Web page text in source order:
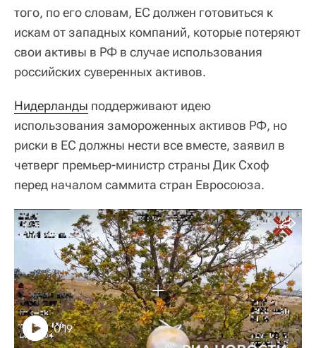
того, по его словам, ЕС должен готовиться к
искам от западных компаний, которые потеряют
свои активы в РФ в случае использования
российских суверенных активов.
Нидерланды поддерживают идею
использования замороженных активов РФ, но
риски в ЕС должны нести все вместе, заявил в
четверг премьер-министр страны Дик Схоф
перед началом саммита стран Евросоюза.
0:19